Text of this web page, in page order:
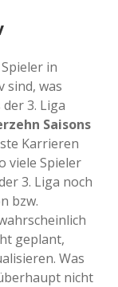
in
sind, was
3. Liga
Saisons
Karrieren
viele Spieler
3. Liga noch
bzw.
geplant,
Was
nicht